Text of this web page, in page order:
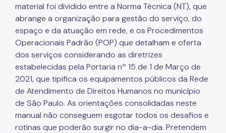
material foi dividido entre a Norma Técnica (NT), que
abrange a organização para gestão do serviço, do
espaço e da atuação em rede, e os Procedimentos
Operacionais Padrão (POP) que detalham e oferta
dos serviços considerando as diretrizes
estabelecidas pela Portaria nº 15 de 1 de Março de
2021, que tipifica os equipamentos públicos da Rede
de Atendimento de Direitos Humanos no município
de São Paulo. As orientações consolidadas neste
manual não conseguem esgotar todos os desafios e
rotinas que poderão surgir no dia-a-dia. Pretendem